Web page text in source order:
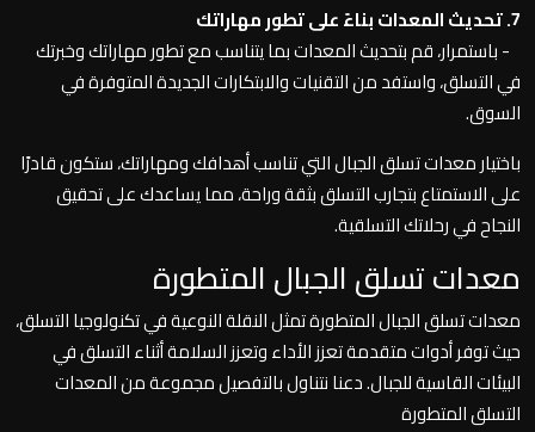
7. تحديث المعدات بناءً على تطور مهاراتك
- باستمرار، قم بتحديث المعدات بما يتناسب مع تطور مهاراتك وخبرتك
في التسلق، واستفد من التقنيات والابتكارات الجديدة المتوفرة في
السوق.
باختيار معدات تسلق الجبال التي تناسب أهدافك ومهاراتك، ستكون قادرًا
على الاستمتاع بتجارب التسلق بثقة وراحة، مما يساعدك على تحقيق
النجاح في رحلاتك التسلقية.
معدات تسلق الجبال المتطورة
معدات تسلق الجبال المتطورة تمثل النقلة النوعية في تكنولوجيا التسلق،
حيث توفر أدوات متقدمة تعزز الأداء وتعزز السلامة أثناء التسلق في
البيئات القاسية للجبال. دعنا نتناول بالتفصيل مجموعة من المعدات
التسلق المتطورة